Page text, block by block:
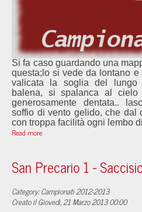
Si fa caso guardando una
questa; lo si vede da lontano
valicata la soglia del lungo
balena, si spalanca al cielo
generosamente dentata..
soffio di vento gelido, che dal
con troppa facilità ogni lembo
Read more
San Precario 1 -
Category: Campionati 2012-2013
Creato il Giovedì, 21 Marzo 2013 00:00